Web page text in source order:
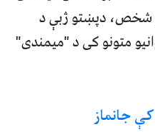
شخص، دپښتو ژبې د
متونو کی د "میمندی"
جانماز